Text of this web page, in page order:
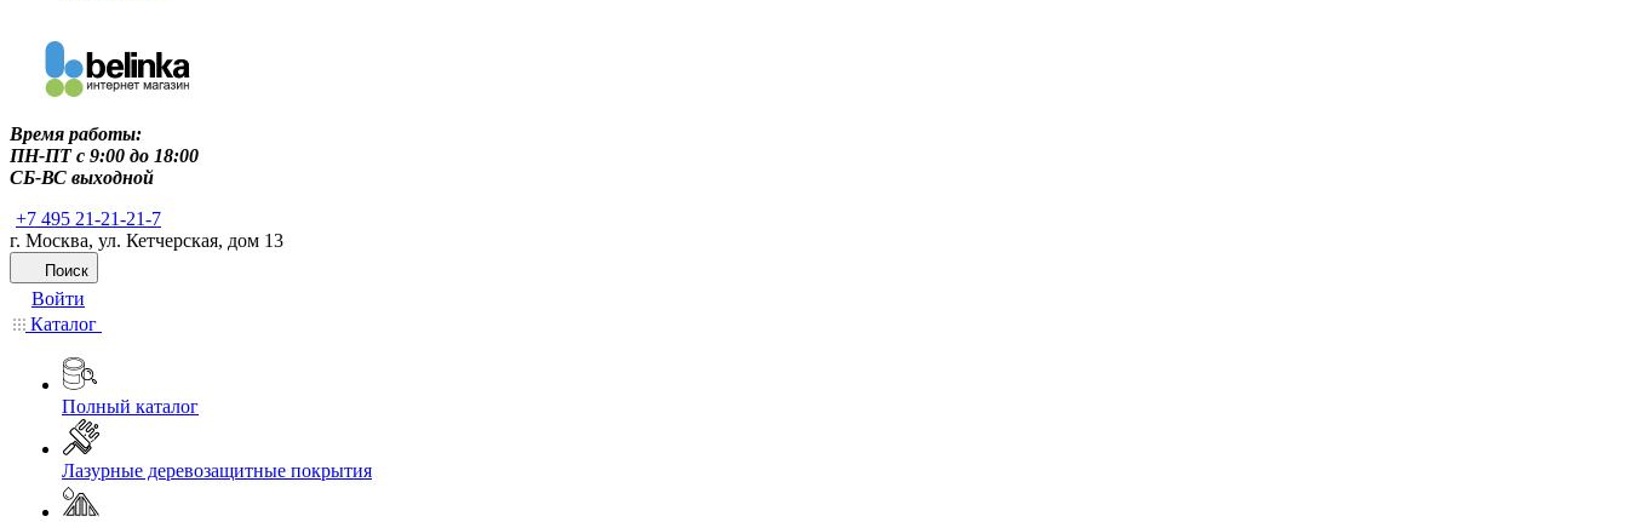
Время работы:
ПН-ПТ c 9:00 до 18:00
СБ-ВС выходной
+7 495 21-21-21-7
г. Москва, ул. Кетчерская, дом 13
Поиск
Войти
Каталог
Полный каталог
Лазурные деревозащитные покрытия